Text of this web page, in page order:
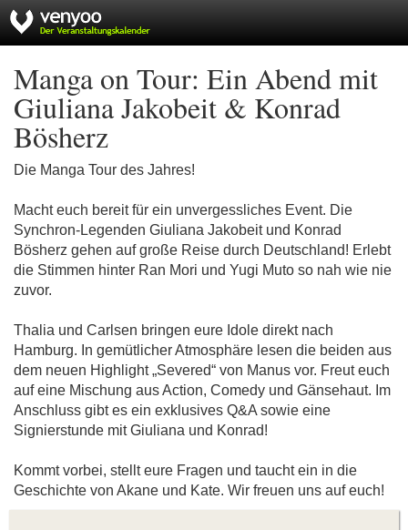
Manga on Tour: Ein Abend mit
Giuliana Jakobeit & Konrad
Bösherz
Die Manga Tour des Jahres!
Macht euch bereit für ein unvergessliches Event. Die
Synchron-Legenden Giuliana Jakobeit und Konrad
Bösherz gehen auf große Reise durch Deutschland! Erlebt
die Stimmen hinter Ran Mori und Yugi Muto so nah wie nie
zuvor.
Thalia und Carlsen bringen eure Idole direkt nach
Hamburg. In gemütlicher Atmosphäre lesen die beiden aus
dem neuen Highlight „Severed“ von Manus vor. Freut euch
auf eine Mischung aus Action, Comedy und Gänsehaut. Im
Anschluss gibt es ein exklusives Q&A sowie eine
Signierstunde mit Giuliana und Konrad!
Kommt vorbei, stellt eure Fragen und taucht ein in die
Geschichte von Akane und Kate. Wir freuen uns auf euch!